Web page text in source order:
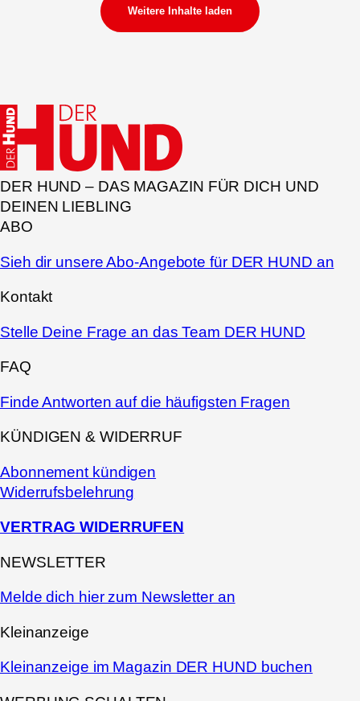
Weitere Inhalte laden
DER HUND – DAS MAGAZIN FÜR DICH UND
DEINEN LIEBLING
ABO
Sieh dir unsere Abo-Angebote für DER HUND an
Kontakt
Stelle Deine Frage an das Team DER HUND
FAQ
Finde Antworten auf die häufigsten Fragen
KÜNDIGEN & WIDERRUF
Abonnement kündigen
Widerrufsbelehrung
VERTRAG WIDERRUFEN
NEWSLETTER
Melde dich hier zum Newsletter an
Kleinanzeige
Kleinanzeige im Magazin DER HUND buchen